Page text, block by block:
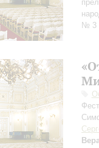
№ 3